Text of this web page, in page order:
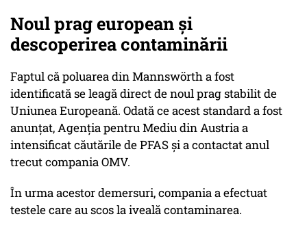
Noul prag european și
descoperirea contaminării
Faptul că poluarea din Mannswörth a fost
identificată se leagă direct de noul prag stabilit de
Uniunea Europeană. Odată ce acest standard a fost
anunțat, Agenția pentru Mediu din Austria a
intensificat căutările de PFAS și a contactat anul
trecut compania OMV.
În urma acestor demersuri, compania a efectuat
testele care au scos la iveală contaminarea.